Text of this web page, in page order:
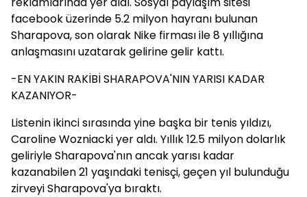
facebook üzerinde 5.2 milyon hayranı bulunan
Sharapova, son olarak Nike firması ile 8 yıllığına
anlaşmasını uzatarak gelirine gelir kattı.
-EN YAKIN RAKİBİ SHARAPOVA'NIN YARISI KADAR
KAZANIYOR-
Listenin ikinci sırasında yine başka bir tenis yıldızı,
Caroline Wozniacki yer aldı. Yıllık 12.5 milyon dolarlık
geliriyle Sharapova'nın ancak yarısı kadar
kazanabilen 21 yaşındaki tenisçi, geçen yıl bulunduğu
zirveyi Sharapova'ya bıraktı.